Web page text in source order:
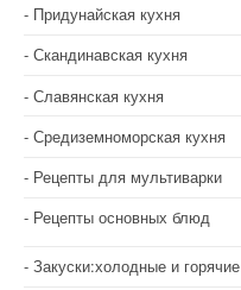
Придунайская кухня
Скандинавская кухня
Славянская кухня
Средиземноморская кухня
Рецепты для мультиварки
Рецепты основных блюд
Закуски:холодные и горячие